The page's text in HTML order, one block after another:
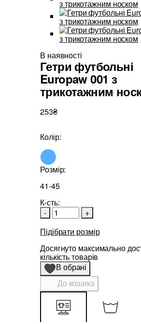
В наявності
Гетри футбольні
Europaw 001 з
трикотажним
253₴
Колір:
Розмір:
41-45
К-сть:
-
+
Підібрати розмір
Досягнуто максимально
кількість товарів
В обрані
До кошика